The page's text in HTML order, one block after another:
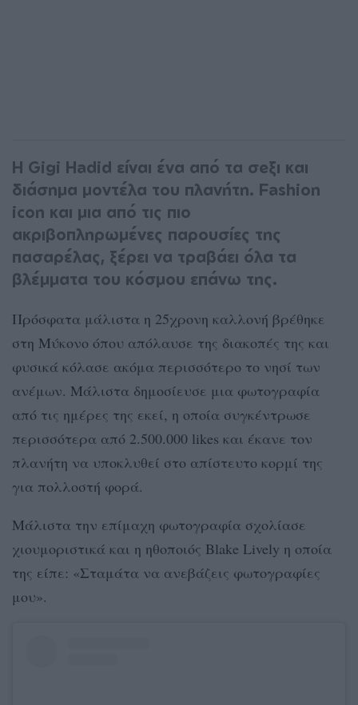
Η Gigi Hadid είναι ένα από τα σeξι και
διάσημα μοντέλα του πλανήτη. Fashion
icon και μια από τις πιο
ακριβοπληρωμένες παρουσίες της
πασαρέλας, ξέρει να τραβάει όλα τα
βλέμματα του κόσμου επάνω της.
Πρόσφατα μάλιστα η 25χρονη καλλονή βρέθηκε
στη Μύκονο όπου απόλαυσε της διακοπές της και
φυσικά κόλασε ακόμα περισσότερο το νησί των
ανέμων. Μάλιστα δημοσίευσε μια φωτογραφία
από τις ημέρες της εκεί, η οποία συγκέντρωσε
περισσότερα από 2.500.000 likes και έκανε τον
πλανήτη να υποκλυθεί στο απίστευτο κορμί της
για πολλοστή φορά.
Μάλιστα την επίμαχη φωτογραφία σχολίασε
χιουμοριστικά και η ηθοποιός Blake Lively η οποία
της είπε: «Σταμάτα να ανεβάζεις φωτογραφίες
μου».